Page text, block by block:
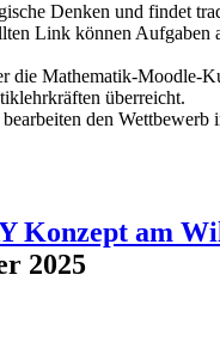
Denken und findet
Link können Aufgaben
die Mathematik-Moodle-
überreicht.
den Wettbewerb
Konzept am
2025